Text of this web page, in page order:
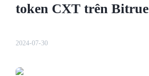
USDT Futures
token CXT trên Bitrue
2024-07-30